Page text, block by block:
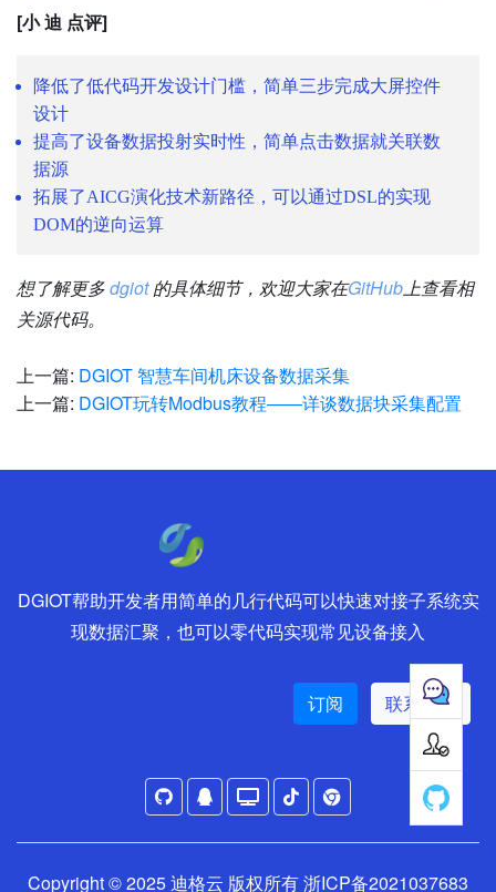
[小 迪 点评]
降低了低代码开发设计门槛，简单三步完成大屏控件
设计
提高了设备数据投射实时性，简单点击数据就关联数
据源
拓展了AICG演化技术新路径，可以通过DSL的实现
DOM的逆向运算
想了解更多dgiot的具体细节，欢迎大家在GitHub上查看相
关源代码。
上一篇: DGIOT 智慧车间机床设备数据采集
上一篇: DGIOT玩转Modbus教程——详谈数据块采集配置
DGIOT帮助开发者用简单的几行代码可以快速对接子系统实
现数据汇聚，也可以零代码实现常见设备接入
订阅 联系销售
Copyright © 2025迪格云 版权所有浙ICP备2021037683